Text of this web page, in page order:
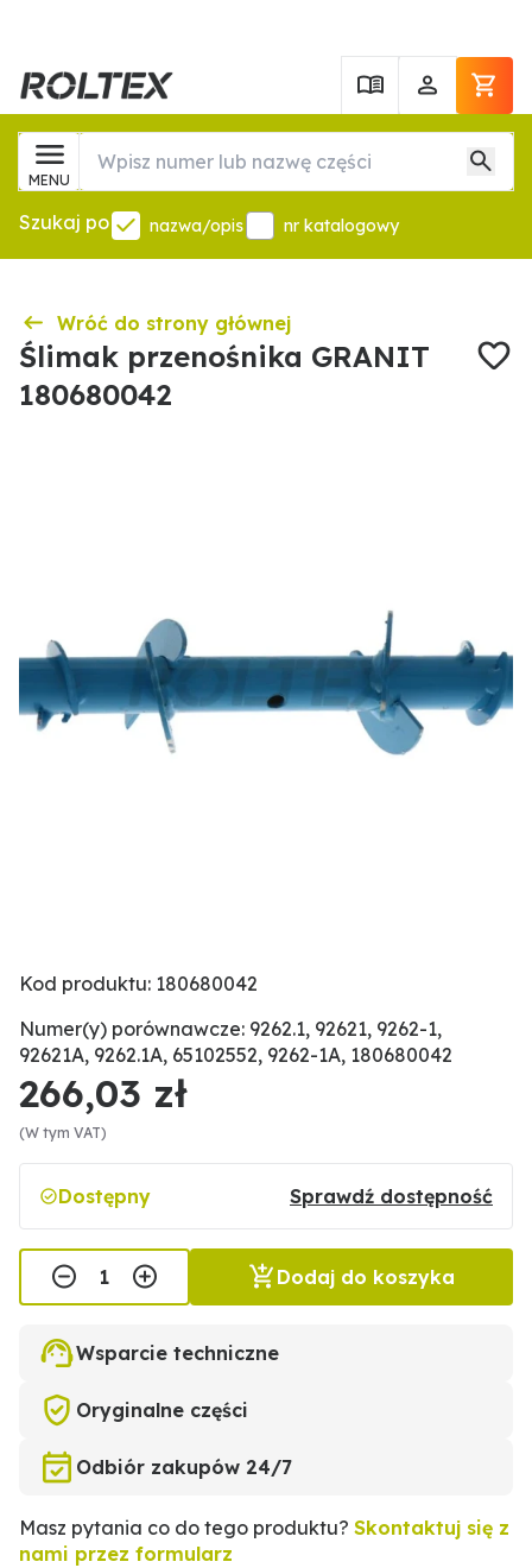
MENU
Szukaj po nazwa/opis nr katalogowy
Wróć do strony głównej
Ślimak przenośnika GRANIT
180680042
Kod produktu: 180680042
Numer(y) porównawcze: 9262.1, 92621, 9262-1,
92621A, 9262.1A, 65102552, 9262-1A, 180680042
266,03 zł
(W tym VAT)
Dostępny Sprawdź dostępność
Dodaj do koszyka
Wsparcie techniczne
Oryginalne części
Odbiór zakupów 24/7
Masz pytania co do tego produktu? Skontaktuj się z
nami przez formularz